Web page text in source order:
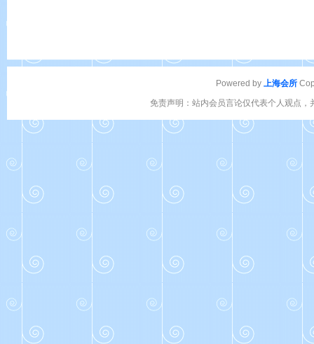
Powered by 上海会所
免责声明：站内会员言论仅代表个人观点